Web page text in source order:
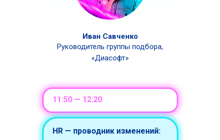
Иван Савченко
Руководитель группы подбора,
«Диасофт»
11:50 — 12:20
HR — проводник изменений: